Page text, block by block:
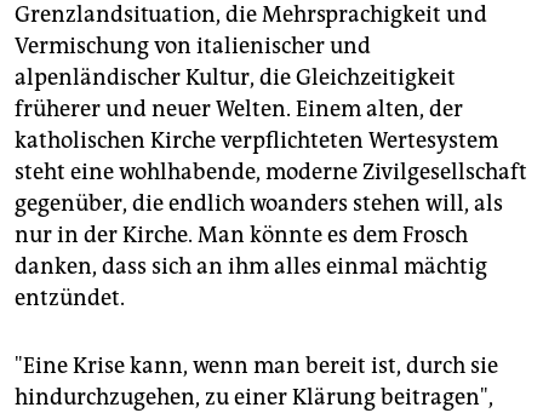
Grenzlandsituation, die Mehrsprachigkeit und
Vermischung von italienischer und
alpenländischer Kultur, die Gleichzeitigkeit
früherer und neuer Welten. Einem alten, der
katholischen Kirche verpflichteten Wertesystem
steht eine wohlhabende, moderne Zivilgesellschaft
gegenüber, die endlich woanders stehen will, als
nur in der Kirche. Man könnte es dem Frosch
danken, dass sich an ihm alles einmal mächtig
entzündet.
"Eine Krise kann, wenn man bereit ist, durch sie
hindurchzugehen, zu einer Klärung beitragen",